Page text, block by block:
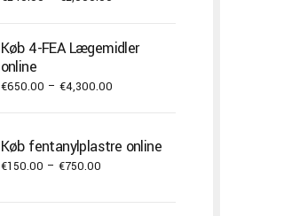
€240.00
€2,000.00
Køb 4-FEA Lægemidler
online
€650.00 – €4,300.00Price
through
Køb fentanylplastre online
€150.00 – €750.00Price